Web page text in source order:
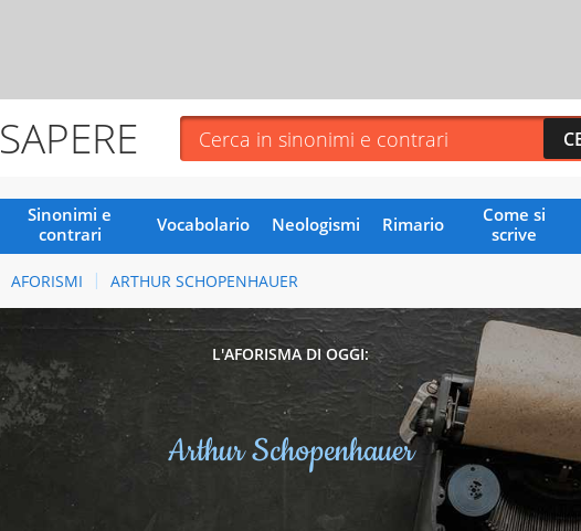
SAPERE
Sinonimi e
contrari
Vocabolario Neologismi Rimario
Come si
scrive
AFORISMI ARTHUR SCHOPENHAUER
L'AFORISMA DI OGGI:
Arthur Schopenhauer